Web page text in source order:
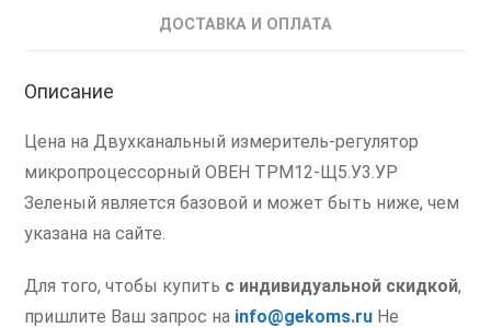
ДОСТАВКА И ОПЛАТА
Описание
Цена на Двухканальный измеритель-регулятор
микропроцессорный ОВЕН ТРМ12-Щ5.У3.УР
Зеленый является базовой и может быть ниже, чем
указана на сайте.
Для того, чтобы купить с индивидуальной скидкой,
пришлите Ваш запрос на info@gekoms.ru Не